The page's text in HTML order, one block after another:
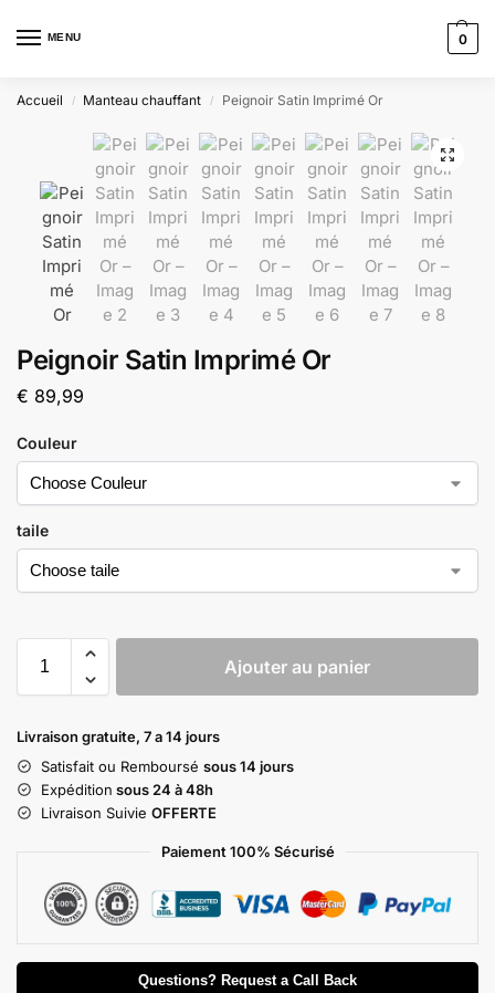
MENU 0
Accueil / Manteau chauffant / Peignoir Satin Imprimé Or
Peignoir Satin Imprimé Or
€ 89,99
Couleur
taile
Ajouter au panier
Livraison gratuite, 7 a 14 jours
Satisfait ou Remboursé sous 14 jours
Expédition sous 24 à 48h
Livraison Suivie OFFERTE
Paiement 100% Sécurisé
Questions? Request a Call Back